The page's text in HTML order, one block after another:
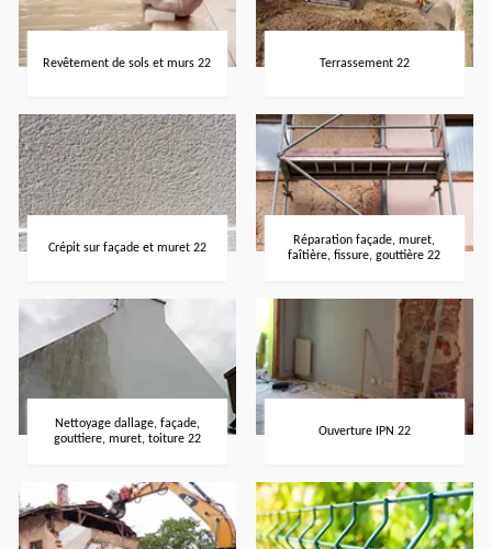
Revêtement de sols et murs 22 Terrassement 22
Crépit sur façade et muret 22
Réparation façade, muret,
faîtière, fissure, gouttière 22
Nettoyage dallage, façade,
gouttiere, muret, toiture 22
Ouverture IPN 22